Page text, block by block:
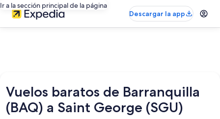
Ir a la sección principal de la página
Descargar la app
Vuelos baratos de Barranquilla
(BAQ) a Saint George (SGU)